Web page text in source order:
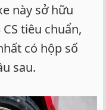
này sở hữu
tiêu chuẩn,
có hộp số
sau.